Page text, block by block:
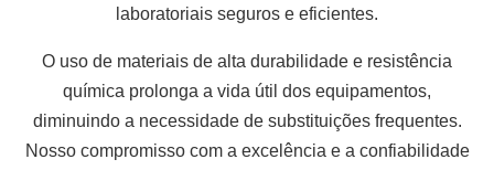
laboratoriais seguros e eficientes.
O uso de materiais de alta durabilidade e resistência
química prolonga a vida útil dos equipamentos,
diminuindo a necessidade de substituições frequentes.
Nosso compromisso com a excelência e a confiabilidade